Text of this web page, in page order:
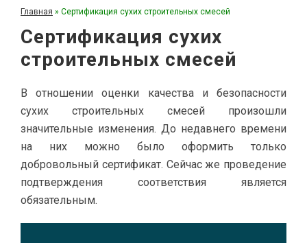
Главная » Сертификация сухих строительных смесей
Сертификация сухих
строительных смесей
В отношении оценки качества и безопасности
сухих строительных смесей произошли
значительные изменения. До недавнего времени
на них можно было оформить только
добровольный сертификат. Сейчас же проведение
подтверждения соответствия является
обязательным.